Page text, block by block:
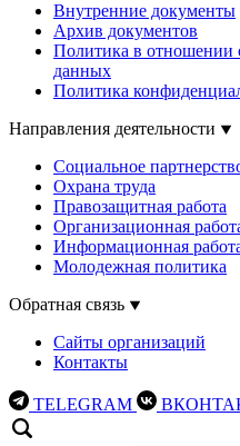
Внутренние документы
Архив документов
Политика в отношении
данных
Политика
Направления деятельности
Социальное
Охрана труда
Правозащитная работа
Организационная
Информационная
Молодежная политика
Обратная связь
Сайты организаций
Контакты
TELEGRAM